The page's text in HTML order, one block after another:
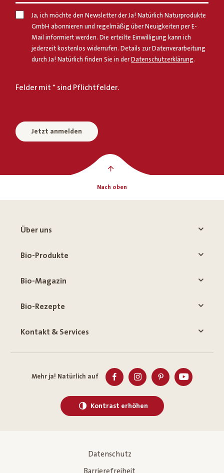
Ja, ich möchte den Newsletter der Ja! Natürlich Naturprodukte
GmbH abonnieren und regelmäßig über Neuigkeiten per E-
Mail informiert werden. Die erteilte Einwilligung kann ich
jederzeit kostenlos widerrufen. Details zur Datenverarbeitung
durch Ja! Natürlich finden Sie in derDatenschutzerklärung.
Felder mit * sind Pflichtfelder.
Jetzt anmelden
Nach oben
Über uns
Bio-Produkte
Bio-Magazin
Bio-Rezepte
Kontakt & Services
Mehr ja! Natürlich auf
Kontrast erhöhen
Datenschutz
Barrierefreiheit